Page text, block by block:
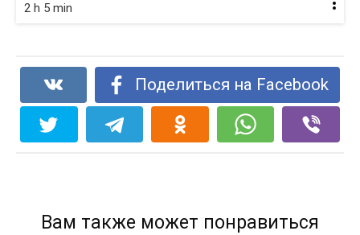
2 h 5 min
Поделиться на Facebook
Вам также может понравиться